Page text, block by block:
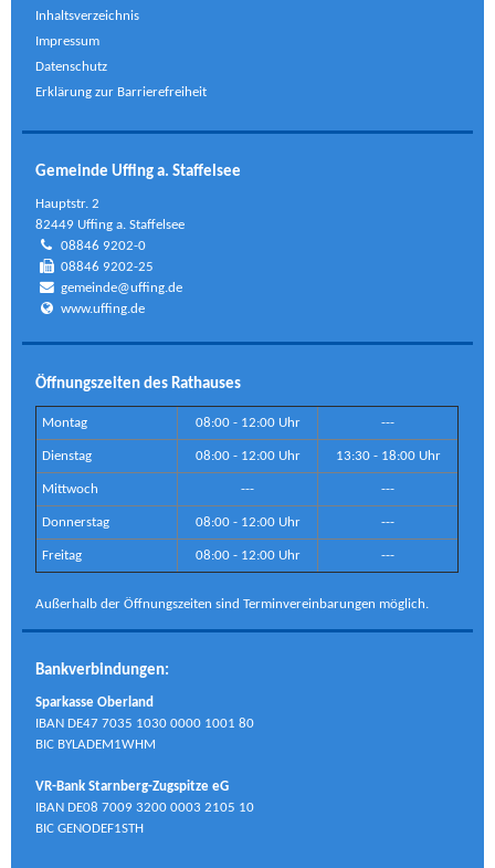
Inhaltsverzeichnis
Impressum
Datenschutz
Erklärung zur Barrierefreiheit
Gemeinde Uffing a. Staffelsee
Hauptstr. 2
82449 Uffing a. Staffelsee
08846 9202-0
08846 9202-25
gemeinde@uffing.de
www.uffing.de
Öffnungszeiten des Rathauses
Montag 08:00 - 12:00 Uhr ---
Dienstag 08:00 - 12:00 Uhr 13:30 - 18:00 Uhr
Mittwoch --- ---
Donnerstag 08:00 - 12:00 Uhr ---
Freitag 08:00 - 12:00 Uhr ---
Außerhalb der Öffnungszeiten sind Terminvereinbarungen möglich.
Bankverbindungen:
Sparkasse Oberland
IBAN DE47 7035 1030 0000 1001 80
BIC BYLADEM1WHM
VR-Bank Starnberg-Zugspitze eG
IBAN DE08 7009 3200 0003 2105 10
BIC GENODEF1STH